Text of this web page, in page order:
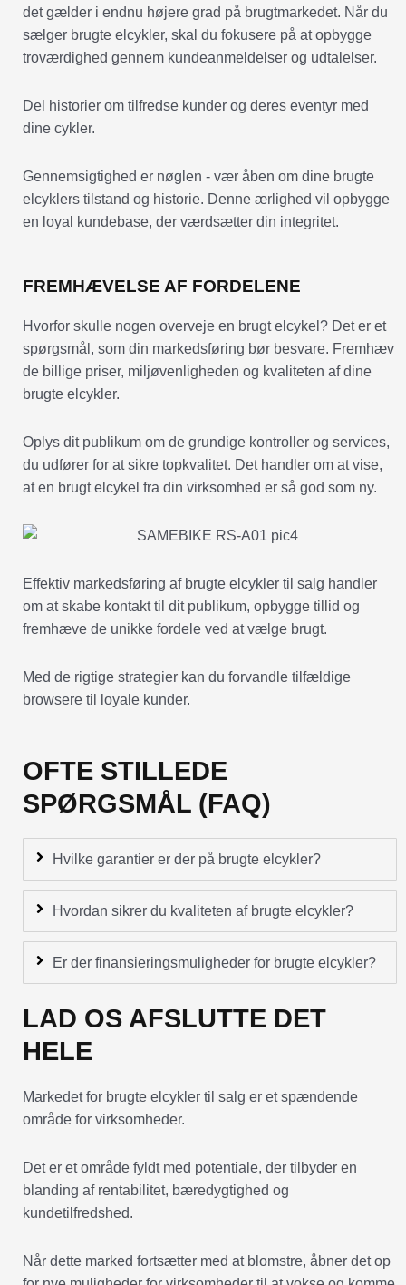
det gælder i endnu højere grad på brugtmarkedet. Når du
sælger brugte elcykler, skal du fokusere på at opbygge
troværdighed gennem kundeanmeldelser og udtalelser.
Del historier om tilfredse kunder og deres eventyr med
dine cykler.
Gennemsigtighed er nøglen - vær åben om dine brugte
elcyklers tilstand og historie. Denne ærlighed vil opbygge
en loyal kundebase, der værdsætter din integritet.
FREMHÆVELSE AF FORDELENE
Hvorfor skulle nogen overveje en brugt elcykel? Det er et
spørgsmål, som din markedsføring bør besvare. Fremhæv
de billige priser, miljøvenligheden og kvaliteten af dine
brugte elcykler.
Oplys dit publikum om de grundige kontroller og services,
du udfører for at sikre topkvalitet. Det handler om at vise,
at en brugt elcykel fra din virksomhed er så god som ny.
Effektiv markedsføring af brugte elcykler til salg handler
om at skabe kontakt til dit publikum, opbygge tillid og
fremhæve de unikke fordele ved at vælge brugt.
Med de rigtige strategier kan du forvandle tilfældige
browsere til loyale kunder.
OFTE STILLEDE
SPØRGSMÅL (FAQ)
Hvilke garantier er der på brugte elcykler?
Hvordan sikrer du kvaliteten af brugte elcykler?
Er der finansieringsmuligheder for brugte elcykler?
LAD OS AFSLUTTE DET
HELE
Markedet for brugte elcykler til salg er et spændende
område for virksomheder.
Det er et område fyldt med potentiale, der tilbyder en
blanding af rentabilitet, bæredygtighed og
kundetilfredshed.
Når dette marked fortsætter med at blomstre, åbner det op